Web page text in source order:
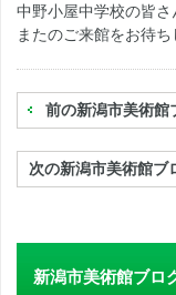
中野小屋中学校の皆さ
またのご来館をお待ち
前の新潟市美術館
次の新潟市美術館ブ
新潟市美術館ブロ